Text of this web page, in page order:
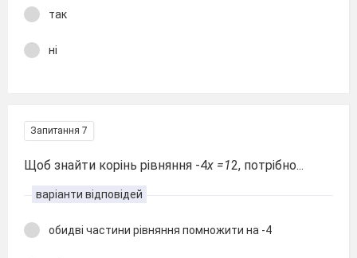
так
ні
Запитання 7
Щоб знайти корінь рівняння -4x =12, потрібно...
варіанти відповідей
обидві частини рівняння помножити на -4